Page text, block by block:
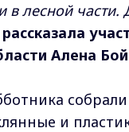
в лесной
рассказала
Алена
и